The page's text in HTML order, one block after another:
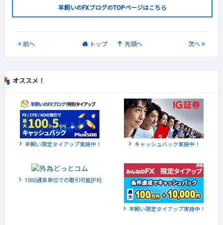
羊飼いのFXブログのTOPページはこちら
前へ トップ 先頭へ 次へ
オススメ！
羊飼い限定タイアップ実施中！ キャッシュバック実施中！
1000通貨単位での取引可能[PR]
羊飼い限定タイアップ実施中！